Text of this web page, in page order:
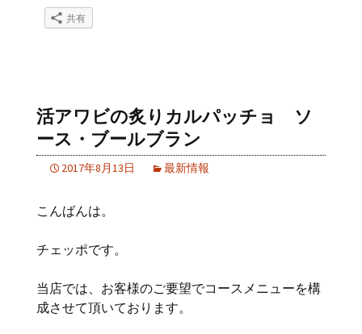
共有
活アワビの炙りカルパッチョ ソ
ース・ブールブラン
2017年8月13日 最新情報
こんばんは。
チェッポです。
当店では、お客様のご要望でコースメニューを構
成させて頂いております。